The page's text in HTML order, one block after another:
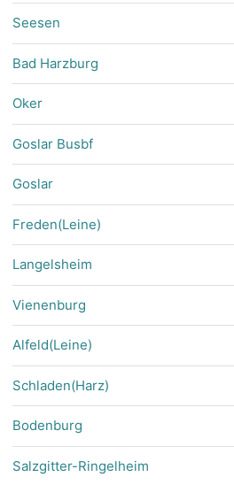
Seesen
Bad Harzburg
Oker
Goslar Busbf
Goslar
Freden(Leine)
Langelsheim
Vienenburg
Alfeld(Leine)
Schladen(Harz)
Bodenburg
Salzgitter-Ringelheim